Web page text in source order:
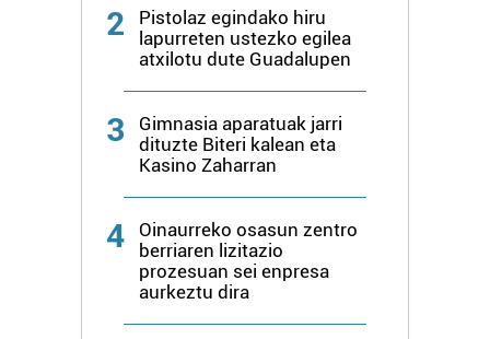
2
Pistolaz egindako hiru
lapurreten ustezko egilea
atxilotu dute Guadalupen
3
Gimnasia aparatuak jarri
dituzte Biteri kalean eta
Kasino Zaharran
4
Oinaurreko osasun zentro
berriaren lizitazio
prozesuan sei enpresa
aurkeztu dira